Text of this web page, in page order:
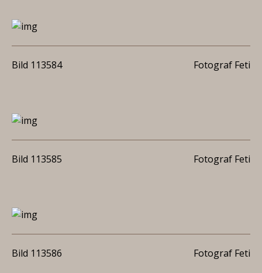
Bild 113584 Fotograf Feti
Bild 113585 Fotograf Feti
Bild 113586 Fotograf Feti